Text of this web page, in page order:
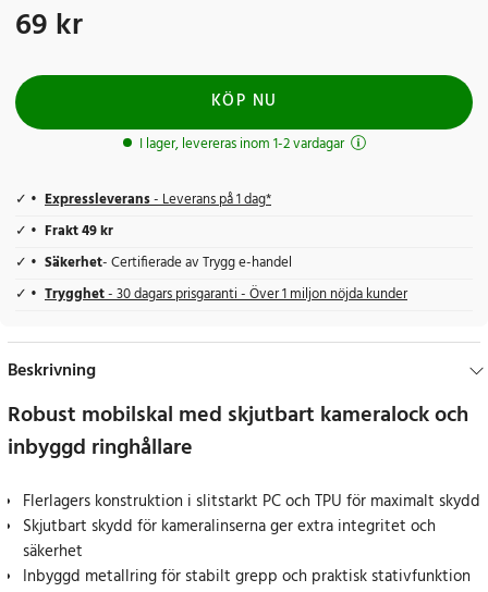
Pris: 69 kr
69 kr
KÖP NU
I lager, levereras inom 1-2 vardagar
Expressleverans- Leverans på 1 dag*
Frakt 49 kr
Säkerhet- Certifierade av Trygg e-handel
Trygghet- 30 dagars prisgaranti - Över 1 miljon nöjda kunder
Beskrivning
Robust mobilskal med skjutbart kameralock och
inbyggd ringhållare
Flerlagers konstruktion i slitstarkt PC och TPU för maximalt skydd
Skjutbart skydd för kameralinserna ger extra integritet och
säkerhet
Inbyggd metallring för stabilt grepp och praktisk stativfunktion